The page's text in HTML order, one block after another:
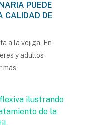
PUEDE
CALIDAD DE
a la vejiga. En
y adultos
más